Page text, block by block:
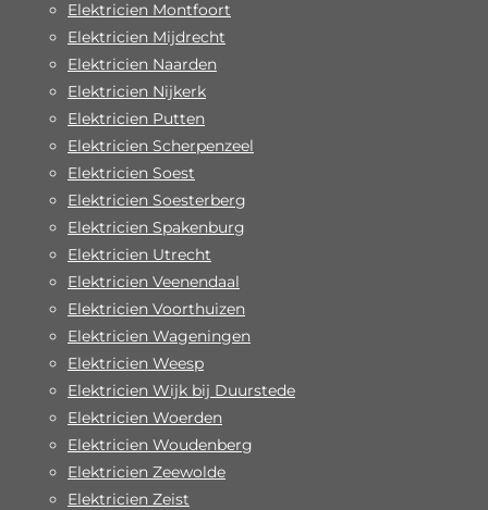
Elektricien Montfoort
Elektricien Mijdrecht
Elektricien Naarden
Elektricien Nijkerk
Elektricien Putten
Elektricien Scherpenzeel
Elektricien Soest
Elektricien Soesterberg
Elektricien Spakenburg
Elektricien Utrecht
Elektricien Veenendaal
Elektricien Voorthuizen
Elektricien Wageningen
Elektricien Weesp
Elektricien Wijk bij Duurstede
Elektricien Woerden
Elektricien Woudenberg
Elektricien Zeewolde
Elektricien Zeist